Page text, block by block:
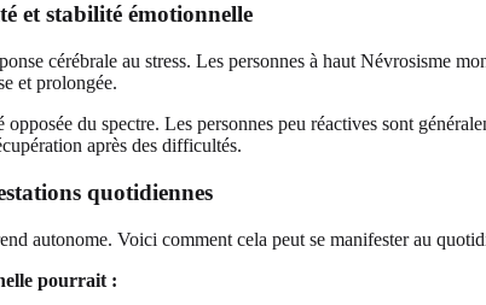
et stabilité émotionnelle
cérébrale au stress. Les personnes à haut Névrosisme
et prolongée.
du spectre. Les personnes peu réactives sont
après des difficultés.
quotidiennes
autonome. Voici comment cela peut se manifester au
pourrait :